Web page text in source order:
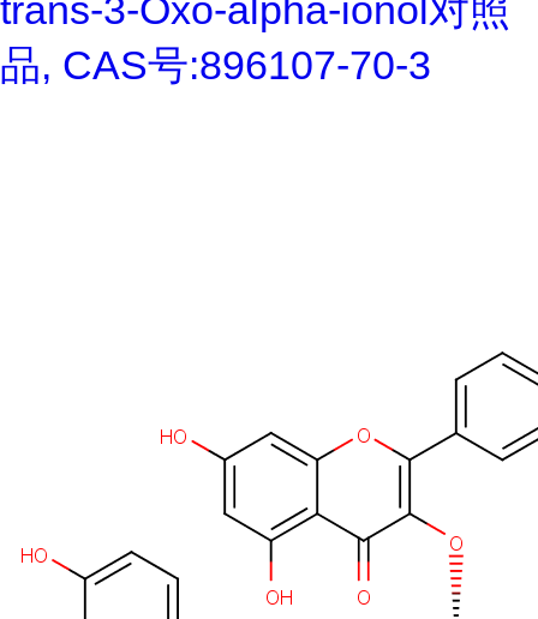
trans-3-Oxo-alpha-ionol对照
品, CAS号:896107-70-3